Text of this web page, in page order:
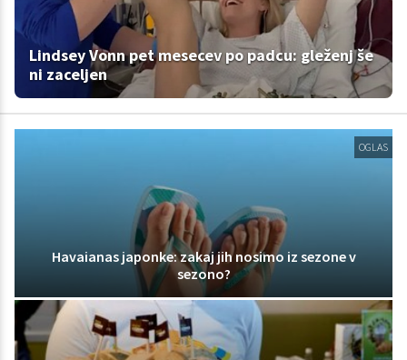
Lindsey Vonn pet mesecev po padcu: gleženj še
ni zaceljen
OGLAS
Havaianas japonke: zakaj jih nosimo iz sezone v
sezono?